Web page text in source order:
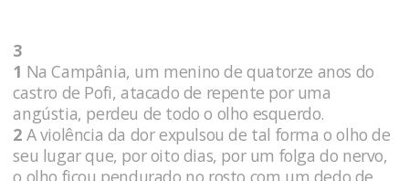
3
1 Na Campânia, um menino de quatorze anos do
castro de Pofi, atacado de repente por uma
angústia, perdeu de todo o olho esquerdo.
2 A violência da dor expulsou de tal forma o olho de
seu lugar que, por oito dias, por um folga do nervo,
o olho ficou pendurado no rosto com um dedo de